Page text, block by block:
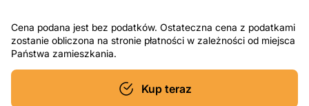
Cena podana jest bez podatków. Ostateczna cena z podatkami
zostanie obliczona na stronie płatności w zależności od miejsca
Państwa zamieszkania.
Kup teraz